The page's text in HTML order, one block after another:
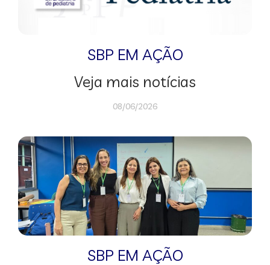
SBP EM AÇÃO
Veja mais notícias
08/06/2026
SBP EM AÇÃO